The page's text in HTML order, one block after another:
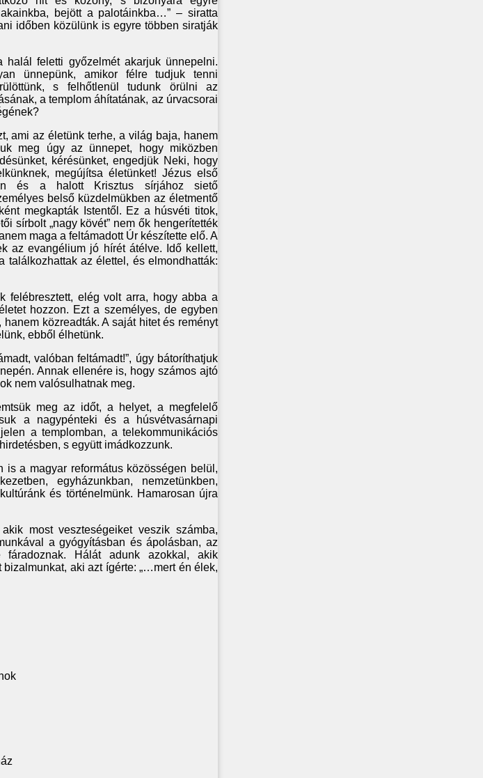
bejött a palotáinkba…” – siratta
időben közülünk is egyre többen siratják
halál feletti győzelmét akarjuk ünnepelni.
ünnepünk, amikor félre tudjuk tenni
s felhőtlenül tudunk örülni az
a templom áhítatának, az úrvacsorai
ami az életünk terhe, a világ baja, hanem
meg úgy az ünnepet, hogy miközben
kérésünket, engedjük Neki, hogy
megújítsa életünket! Jézus első
és a halott Krisztus sírjához siető
belső küzdelmükben az életmentő
megkapták Istentől. Ez a húsvéti titok,
sírbolt „nagy kövét” nem ők hengerítették
maga a feltámadott Úr készítette elő. A
az evangélium jó hírét átélve. Idő kellett,
az élettel, és elmondhatták:
felébresztett, elég volt arra, hogy abba a
hozzon. Ezt a személyes, de egyben
közreadták. A saját hitet és reményt
ebből élhetünk.
valóban feltámadt!”, úgy bátoríthatjuk
Annak ellenére is, hogy számos ajtó
nem valósulhatnak meg.
meg az időt, a helyet, a megfelelő
a nagypénteki és a húsvétvasárnapi
a templomban, a telekommunikációs
s együtt imádkozzunk.
a magyar református közösségen belül,
egyházunkban, nemzetünkben,
és történelmünk. Hamarosan újra
most veszteségeiket veszik számba,
a gyógyításban és ápolásban, az
fáradoznak. Hálát adunk azokkal, akik
aki azt ígérte: „…mert én élek,